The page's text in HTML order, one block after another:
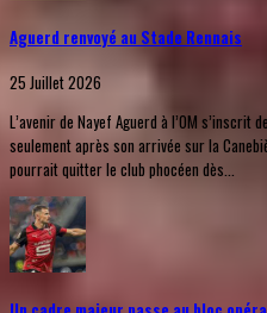
Aguerd renvoyé au Stade Rennais
25 Juillet 2026
L’avenir de Nayef Aguerd à l’OM s’inscrit
seulement après son arrivée sur la
pourrait quitter le club phocéen dès...